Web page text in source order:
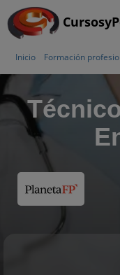
Inicio Formación